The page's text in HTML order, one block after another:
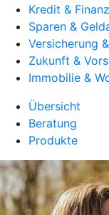
Kredit &
Sparen &
Versicherung
Zukunft &
Immobilie &
Übersicht
Beratung
Produkte